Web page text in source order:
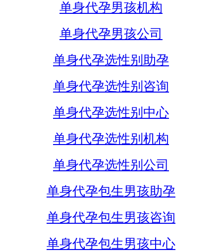
单身代孕男孩机构
单身代孕男孩公司
单身代孕选性别助孕
单身代孕选性别咨询
单身代孕选性别中心
单身代孕选性别机构
单身代孕选性别公司
单身代孕包生男孩助孕
单身代孕包生男孩咨询
单身代孕包生男孩中心